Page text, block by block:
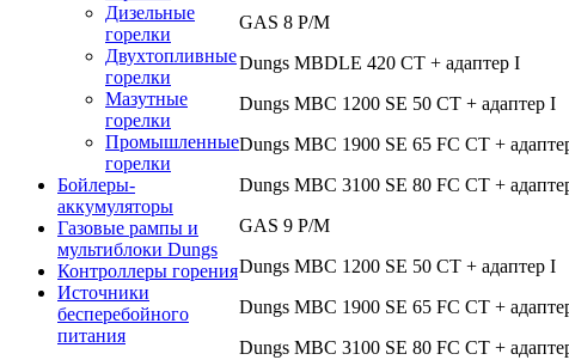
Дизельные
горелки
Двухтопливные
горелки
Мазутные
горелки
Промышленные
горелки
Бойлеры-
аккумуляторы
Газовые рампы и
мультиблоки Dungs
Контроллеры горения
Источники
бесперебойного
питания
GAS 8 P/M
Dungs MBDLE 420 CT + адаптер I
Dungs MBC 1200 SE 50 CT + адаптер I
Dungs MBC 1900 SE 65 FC CT +
Dungs MBC 3100 SE 80 FC CT +
GAS 9 P/M
Dungs MBC 1200 SE 50 CT + адаптер I
Dungs MBC 1900 SE 65 FC CT +
Dungs MBC 3100 SE 80 FC CT +